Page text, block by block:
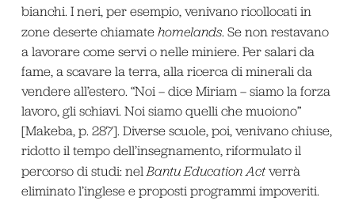
bianchi. I neri, per esempio, venivano ricollocati in
zone deserte chiamate homelands. Se non restavano
a lavorare come servi o nelle miniere. Per salari da
fame, a scavare la terra, alla ricerca di minerali da
vendere all’estero. “Noi – dice Miriam – siamo la forza
lavoro, gli schiavi. Noi siamo quelli che muoiono”
[Makeba, p. 287]. Diverse scuole, poi, venivano chiuse,
ridotto il tempo dell’insegnamento, riformulato il
percorso di studi: nel Bantu Education Actverrà
eliminato l’inglese e proposti programmi impoveriti.